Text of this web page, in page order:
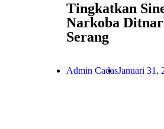
Tingkatkan
Narkoba
Serang
Admin CadasJanuari 31,